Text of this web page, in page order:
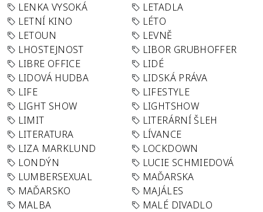
LENKA VYSOKÁ
LETADLA
LETNÍ KINO
LÉTO
LETOUN
LEVNĚ
LHOSTEJNOST
LIBOR GRUBHOFFER
LIBRE OFFICE
LIDÉ
LIDOVÁ HUDBA
LIDSKÁ PRÁVA
LIFE
LIFESTYLE
LIGHT SHOW
LIGHTSHOW
LIMIT
LITERÁRNÍ ŠLEH
LITERATURA
LÍVANCE
LIZA MARKLUND
LOCKDOWN
LONDÝN
LUCIE SCHMIEDOVÁ
LUMBERSEXUAL
MAĎARSKA
MAĎARSKO
MAJÁLES
MALBA
MALÉ DIVADLO